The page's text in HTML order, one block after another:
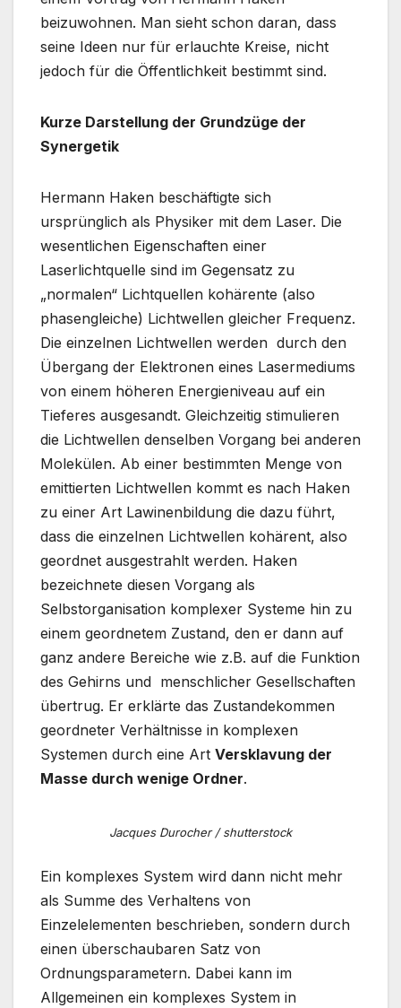
beizuwohnen. Man sieht schon daran, dass
seine Ideen nur für erlauchte Kreise, nicht
jedoch für die Öffentlichkeit bestimmt sind.
Kurze Darstellung der Grundzüge der
Synergetik
Hermann Haken beschäftigte sich
ursprünglich als Physiker mit dem Laser. Die
wesentlichen Eigenschaften einer
Laserlichtquelle sind im Gegensatz zu
„normalen“ Lichtquellen kohärente (also
phasengleiche) Lichtwellen gleicher Frequenz.
Die einzelnen Lichtwellen werden durch den
Übergang der Elektronen eines Lasermediums
von einem höheren Energieniveau auf ein
Tieferes ausgesandt. Gleichzeitig stimulieren
die Lichtwellen denselben Vorgang bei anderen
Molekülen. Ab einer bestimmten Menge von
emittierten Lichtwellen kommt es nach Haken
zu einer Art Lawinenbildung die dazu führt,
dass die einzelnen Lichtwellen kohärent, also
geordnet ausgestrahlt werden. Haken
bezeichnete diesen Vorgang als
Selbstorganisation komplexer Systeme hin zu
einem geordnetem Zustand, den er dann auf
ganz andere Bereiche wie z.B. auf die Funktion
des Gehirns und menschlicher Gesellschaften
übertrug. Er erklärte das Zustandekommen
geordneter Verhältnisse in komplexen
Systemen durch eine Art Versklavung der
Masse durch wenige Ordner.
Jacques Durocher / shutterstock
Ein komplexes System wird dann nicht mehr
als Summe des Verhaltens von
Einzelelementen beschrieben, sondern durch
einen überschaubaren Satz von
Ordnungsparametern. Dabei kann im
Allgemeinen ein komplexes System in